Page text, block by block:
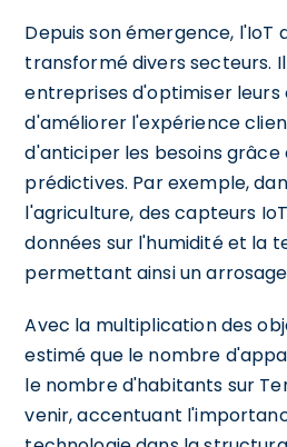
Depuis son émergence,
transformé divers secteurs.
entreprises d'optimiser leurs
d'améliorer l'expérience
d'anticiper les besoins grâce
prédictives. Par exemple,
l'agriculture, des capteurs
données sur l'humidité et la
permettant ainsi un
Avec la multiplication des
estimé que le nombre
le nombre d'habitants sur
venir, accentuant